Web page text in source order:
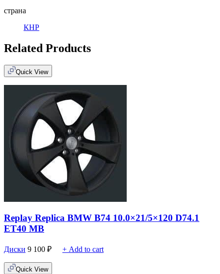
страна
КНР
Related Products
Quick View
Replay Replica BMW B74 10.0×21/5×120 D74.1
ET40 MB
Диски 9 100 ₽ + Add to cart
Quick View